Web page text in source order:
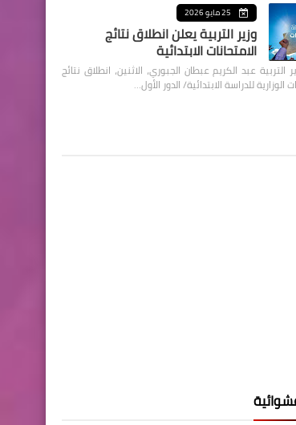
25 مايو 2026
وزير التربية يعلن انطلاق نتائج
الامتحانات الابتدائية
التربية عبد الكريم عبطان الجبوري، الاثنين، انطلاق نتائج
الوزارية للدراسة الابتدائية/ الدور الأول…